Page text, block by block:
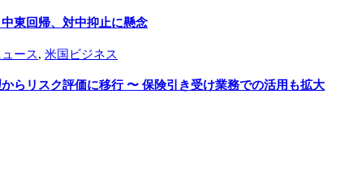
東回帰、対中抑止に懸念
ース, 米国ビジネス
らリスク評価に移行 〜 保険引き受け業務での活用も拡大